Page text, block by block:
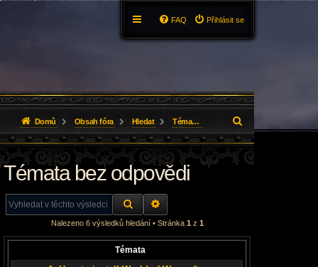
Přihlásit se
FAQ
Domů Obsah fóra Hledat Témata bez odpovědi
l
e
t
Témata bez odpovědi
HLEDAT
Nalezeno 6 výsledků hledání • Stránka 1 z 1
Témata